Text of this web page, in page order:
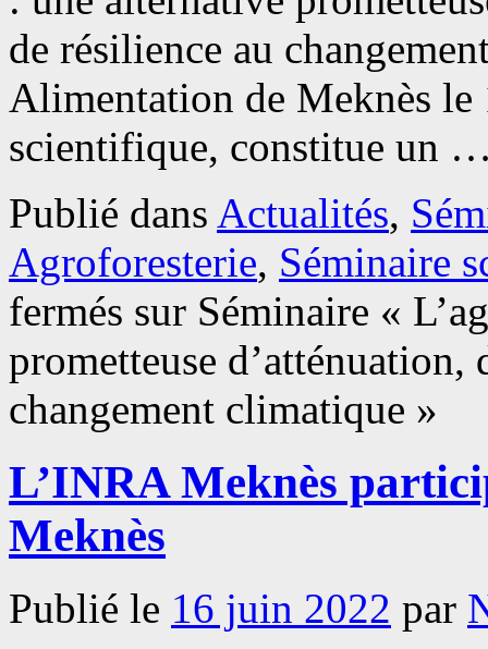
de résilience au
Alimentation de Meknès
scientifique, constitue un
Publié dans Actualités,
Agroforesterie, Séminaire
fermés sur Séminaire «
prometteuse d’atténuation,
changement climatique »
L’INRA Meknès
Meknès
Publié le 16 juin 2022 par